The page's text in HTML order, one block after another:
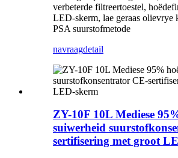
verbeterde filtreertoestel,
LED-skerm, lae geraas olievrye
PSA suurstofmetode
navraagdetail
ZY-10F 10L Mediese
suiwerheid
sertifisering met groot